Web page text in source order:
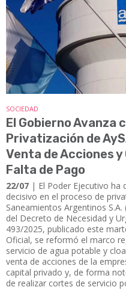
SOCIEDAD
El Gobierno Avanza
Privatización de
Venta de Acciones
Falta de Pago
22/07 | El Poder Ejecutivo ha
decisivo en el proceso de
Saneamientos Argentinos S.A.
del Decreto de Necesidad y
493/2025, publicado este
Oficial, se reformó el marco
servicio de agua potable y
venta de acciones de la
capital privado y, de forma
de realizar cortes de servicio